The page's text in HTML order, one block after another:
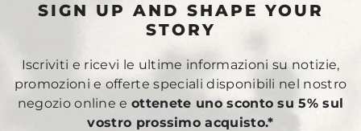
SIGN UP AND SHAPE YOUR
STORY
Iscriviti e ricevi le ultime informazioni su notizie,
promozioni e offerte speciali disponibili nel nostro
negozio online eottenete uno sconto su 5% sul
vostro prossimo acquisto.*